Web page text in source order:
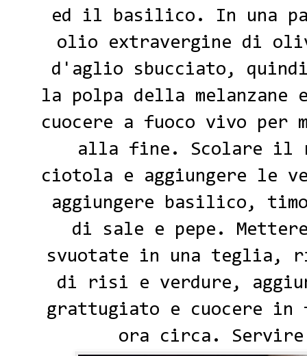
ed il basilico. In una
olio extravergine di
d'aglio sbucciato,
la polpa della
cuocere a fuoco vivo per
alla fine. Scolare il
ciotola e aggiungere le
aggiungere basilico,
di sale e pepe. Mettere
svuotate in una teglia,
di risi e verdure,
grattugiato e cuocere in
ora circa.